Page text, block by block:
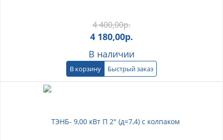
4 400,00р.
4 180,00р.
В наличии
В корзину Быстрый заказ